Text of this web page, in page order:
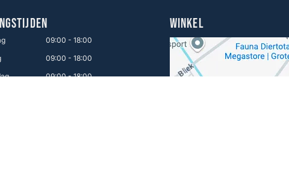
09:00 - 18:00
09:00 - 18:00
09:00 - 18:00
WINKEL